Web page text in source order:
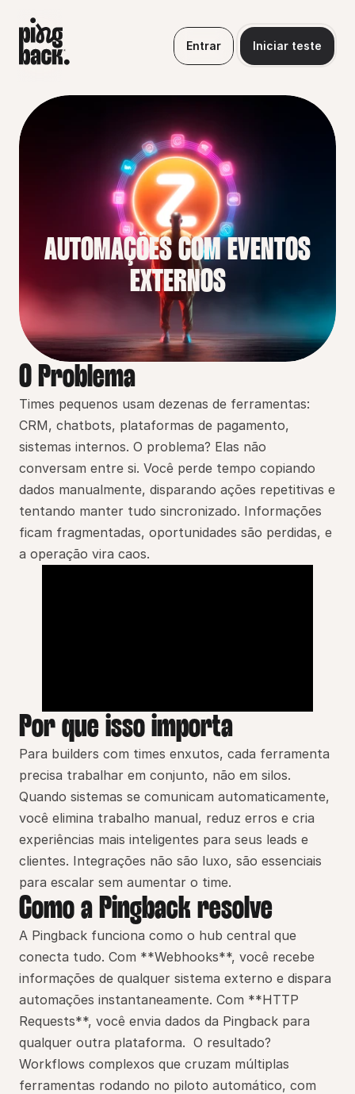
Entrar Iniciar teste
AUTOMAÇÕES COM EVENTOS
EXTERNOS
O Problema
Times pequenos usam dezenas de ferramentas:
CRM, chatbots, plataformas de pagamento,
sistemas internos. O problema? Elas não
conversam entre si. Você perde tempo copiando
dados manualmente, disparando ações repetitivas e
tentando manter tudo sincronizado. Informações
ficam fragmentadas, oportunidades são perdidas, e
a operação vira caos.
Por que isso importa
Para builders com times enxutos, cada ferramenta
precisa trabalhar em conjunto, não em silos.
Quando sistemas se comunicam automaticamente,
você elimina trabalho manual, reduz erros e cria
experiências mais inteligentes para seus leads e
clientes. Integrações não são luxo, são essenciais
para escalar sem aumentar o time.
Como a Pingback resolve
A Pingback funciona como o hub central que
conecta tudo. Com **Webhooks**, você recebe
informações de qualquer sistema externo e dispara
automações instantaneamente. Com **HTTP
Requests**, você envia dados da Pingback para
qualquer outra plataforma.  O resultado?
Workflows complexos que cruzam múltiplas
ferramentas rodando no piloto automático, com